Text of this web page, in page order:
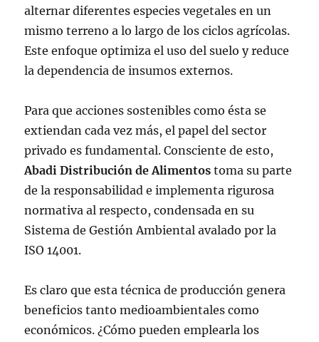
alternar diferentes especies vegetales en un
mismo terreno a lo largo de los ciclos agrícolas.
Este enfoque optimiza el uso del suelo y reduce
la dependencia de insumos externos.
Para que acciones sostenibles como ésta se
extiendan cada vez más, el papel del sector
privado es fundamental. Consciente de esto,
Abadi Distribución de Alimentos toma su parte
de la responsabilidad e implementa rigurosa
normativa al respecto, condensada en su
Sistema de Gestión Ambiental avalado por la
ISO 14001.
Es claro que esta técnica de producción genera
beneficios tanto medioambientales como
económicos. ¿Cómo pueden emplearla los